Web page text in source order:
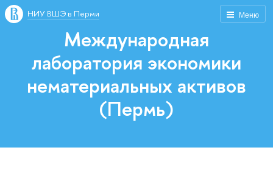
Меню
НИУ ВШЭ в Перми
Международная
лаборатория экономики
нематериальных активов
(Пермь)